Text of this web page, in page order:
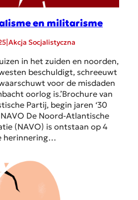
en militarisme
Akcja Socjalistyczna
in het zuiden en noorden,
beschuldigt, schreeuwt
voor de misdaden
oorlog is.’Brochure van
Partij, begin jaren ‘30
De Noord-Atlantische
(NAVO) is ontstaan op 4
herinnering…